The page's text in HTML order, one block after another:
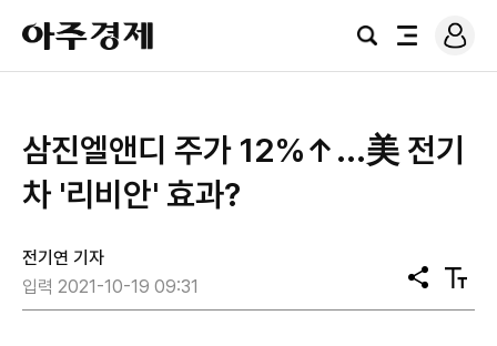
아
주
경
검
전
로
그
삼진엘앤디 주가 12%↑...美 전기
차 '리비안' 효과?
전기연 기자
입력 2021-10-19 09:31
공
유
텍
스